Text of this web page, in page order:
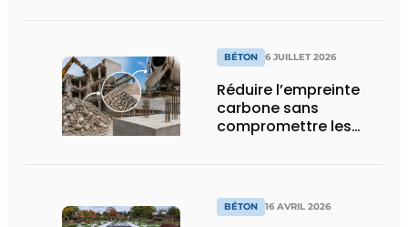
BÉTON 6 JUILLET 2026
Réduire l’empreinte
carbone sans
compromettre les
BÉTON 16 AVRIL 2026